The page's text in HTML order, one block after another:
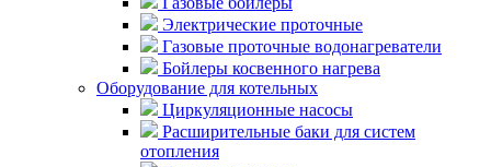
Электрические проточные
Газовые проточные водонагреватели
Бойлеры косвенного нагрева
Оборудование для котельных
Циркуляционные насосы
Расширительные баки для систем
отопления